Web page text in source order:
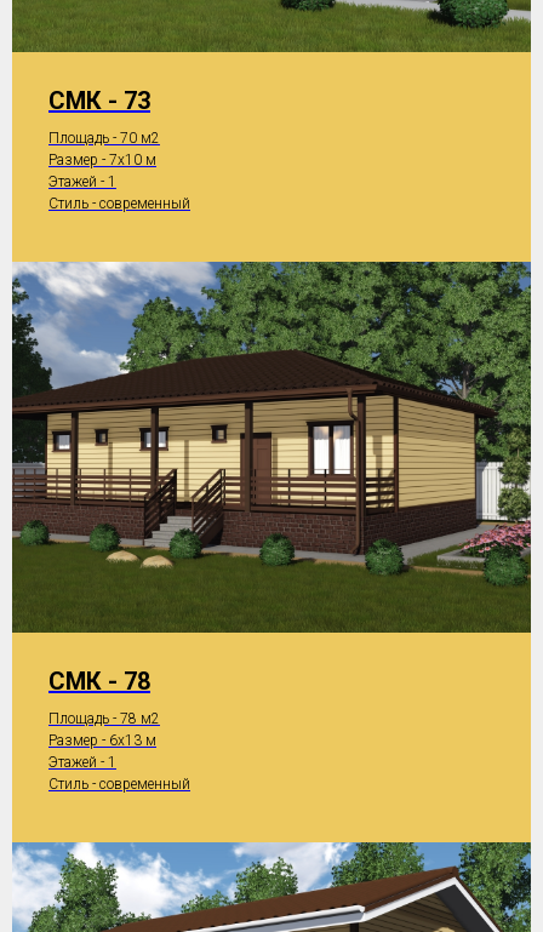
СМК - 73
Площадь - 70 м2
Размер - 7x10 м
Этажей - 1
Стиль - современный
СМК - 78
Площадь - 78 м2
Размер - 6x13 м
Этажей - 1
Стиль - современный